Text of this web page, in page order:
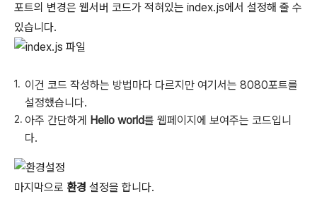
포트의 변경은 웹서버 코드가 적혀있는 index.js에서 설정해 줄 수
있습니다.
이건 코드 작성하는 방법마다 다르지만 여기서는 8080포트를
설정했습니다.
아주 간단하게 Hello world를 웹페이지에 보여주는 코드입니
다.
마지막으로 환경 설정을 합니다.